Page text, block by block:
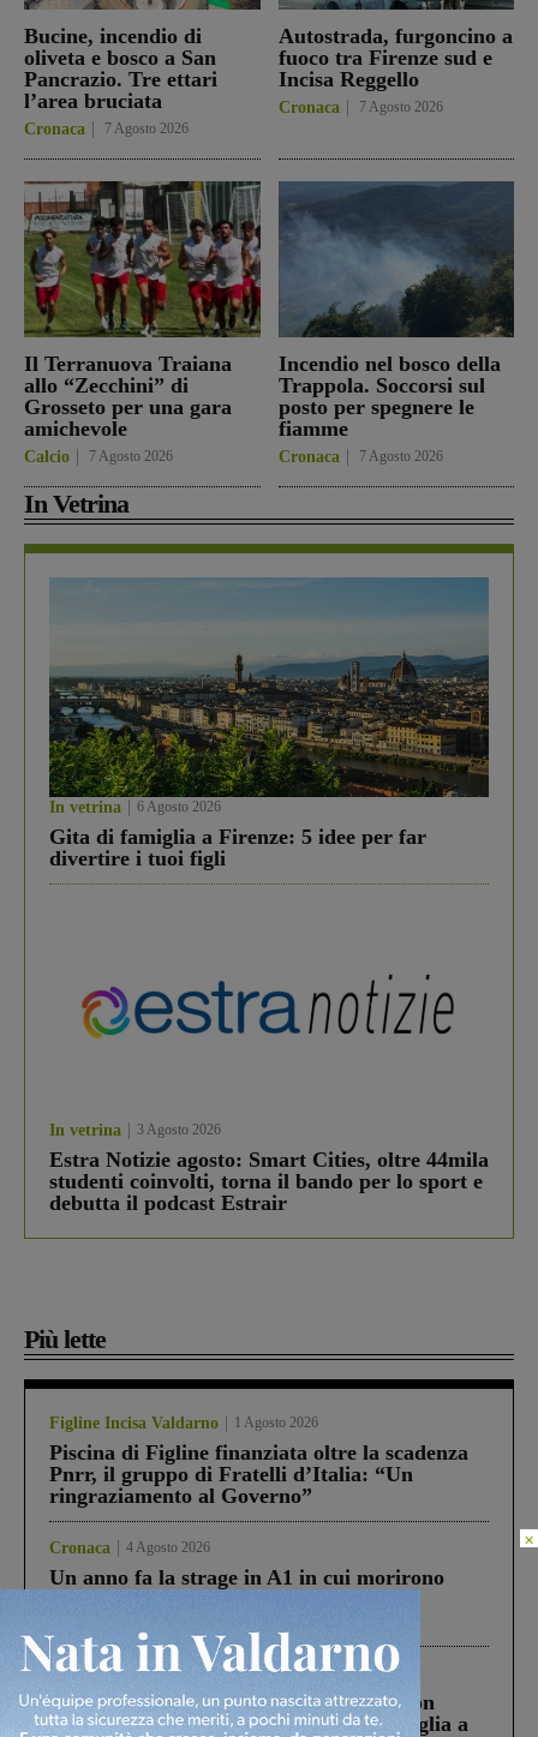
Bucine, incendio di
oliveta e bosco a San
Pancrazio. Tre ettari
l’area bruciata
Cronaca 7 Agosto 2026
Autostrada, furgoncino a
fuoco tra Firenze sud e
Incisa Reggello
Cronaca 7 Agosto 2026
Il Terranuova Traiana
allo “Zecchini” di
Grosseto per una gara
amichevole
Calcio 7 Agosto 2026
Incendio nel bosco della
Trappola. Soccorsi sul
posto per spegnere le
fiamme
Cronaca 7 Agosto 2026
In Vetrina
In vetrina 6 Agosto 2026
Gita di famiglia a Firenze: 5 idee per far
divertire i tuoi figli
In vetrina 3 Agosto 2026
Estra Notizie agosto: Smart Cities, oltre 44mila
studenti coinvolti, torna il bando per lo sport e
debutta il podcast Estrair
Più lette
Figline Incisa Valdarno 1 Agosto 2026
Piscina di Figline finanziata oltre la scadenza
Pnrr, il gruppo di Fratelli d’Italia: “Un
ringraziamento al Governo”
Cronaca 4 Agosto 2026
Un anno fa la strage in A1 in cui morirono
processo, lo stop ai sorpassi fra tir....
Cronaca 3 Agosto 2026
Scomparso da una struttura di Castiglion
Fiorentino l’uomo che aveva ucciso la figlia a
×